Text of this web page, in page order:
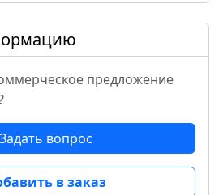
предложение
вопрос
в заказ